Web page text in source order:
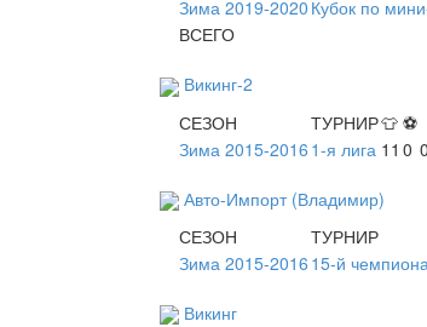
Зима 2019-2020 Кубок по
ВСЕГО
Викинг-2
СЕЗОН
ТУРНИР👕 ⚽
Зима 2015-2016 1-я лига 11 0 0
Авто-Импорт (Владимир)
СЕЗОН
ТУРНИР
Зима 2015-2016 15-й
Викинг